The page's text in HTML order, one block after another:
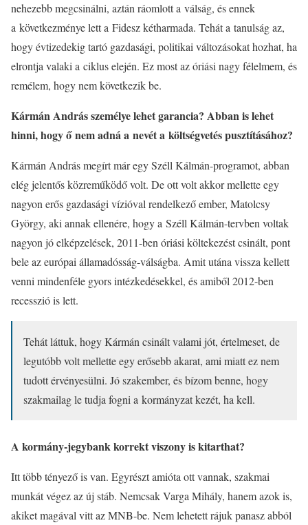
nehezebb megcsinálni, aztán ráomlott a válság, és ennek
a következménye lett a Fidesz kétharmada. Tehát a tanulság az,
hogy évtizedekig tartó gazdasági, politikai változásokat hozhat, ha
elrontja valaki a ciklus elején. Ez most az óriási nagy félelmem, és
remélem, hogy nem következik be.
Kármán András személye lehet garancia? Abban is lehet
hinni, hogy ő nem adná a nevét a költségvetés pusztításához?
Kármán András megírt már egy Széll Kálmán-programot, abban
elég jelentős közreműködő volt. De ott volt akkor mellette egy
nagyon erős gazdasági vízióval rendelkező ember, Matolcsy
György, aki annak ellenére, hogy a Széll Kálmán-tervben voltak
nagyon jó elképzelések, 2011-ben óriási költekezést csinált, pont
bele az európai államadósság-válságba. Amit utána vissza kellett
venni mindenféle gyors intézkedésekkel, és amiből 2012-ben
recesszió is lett.
Tehát láttuk, hogy Kármán csinált valami jót, értelmeset, de
legutóbb volt mellette egy erősebb akarat, ami miatt ez nem
tudott érvényesülni. Jó szakember, és bízom benne, hogy
szakmailag le tudja fogni a kormányzat kezét, ha kell.
A kormány-jegybank korrekt viszony is kitarthat?
Itt több tényező is van. Egyrészt amióta ott vannak, szakmai
munkát végez az új stáb. Nemcsak Varga Mihály, hanem azok is,
akiket magával vitt az MNB-be. Nem lehetett rájuk panasz abból